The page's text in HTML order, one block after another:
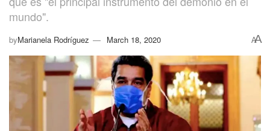
mundo".
byMarianela Rodríguez March 18, 2020 AA